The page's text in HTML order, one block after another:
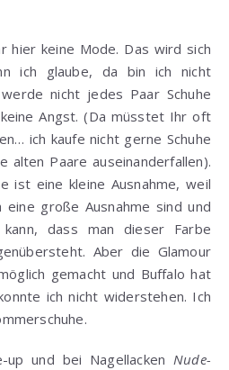
hier keine Mode. Das wird sich
ich glaube, da bin ich nicht
nicht jedes Paar Schuhe
Angst. (Da müsstet Ihr oft
ich kaufe nicht gerne Schuhe
alten Paare auseinanderfallen).
ist eine kleine Ausnahme, weil
große Ausnahme sind und
dass man dieser Farbe
Aber die Glamour
gemacht und Buffalo hat
ich nicht widerstehen. Ich
und bei Nagellacken Nude-